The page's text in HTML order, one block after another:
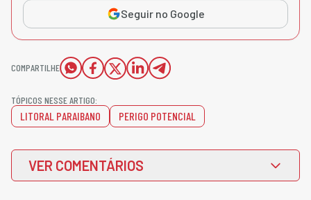
Seguir no Google
COMPARTILHE
TÓPICOS NESSE ARTIGO:
LITORAL PARAIBANO PERIGO POTENCIAL
VER COMENTÁRIOS